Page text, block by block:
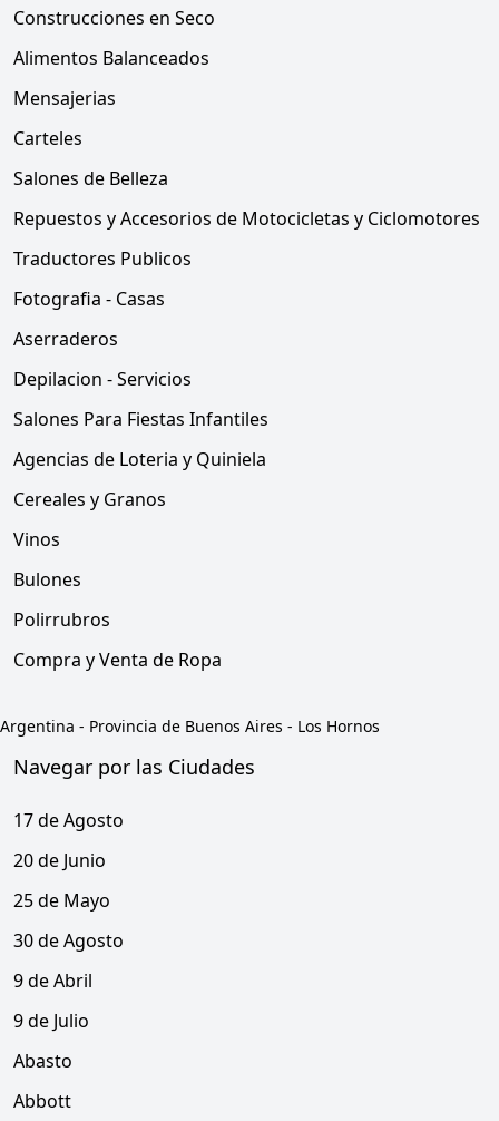
Construcciones en Seco
Alimentos Balanceados
Mensajerias
Carteles
Salones de Belleza
Repuestos y Accesorios de Motocicletas y Ciclomotores
Traductores Publicos
Fotografia - Casas
Aserraderos
Depilacion - Servicios
Salones Para Fiestas Infantiles
Agencias de Loteria y Quiniela
Cereales y Granos
Vinos
Bulones
Polirrubros
Compra y Venta de Ropa
Argentina - Provincia de Buenos Aires - Los Hornos
Navegar por las Ciudades
17 de Agosto
20 de Junio
25 de Mayo
30 de Agosto
9 de Abril
9 de Julio
Abasto
Abbott